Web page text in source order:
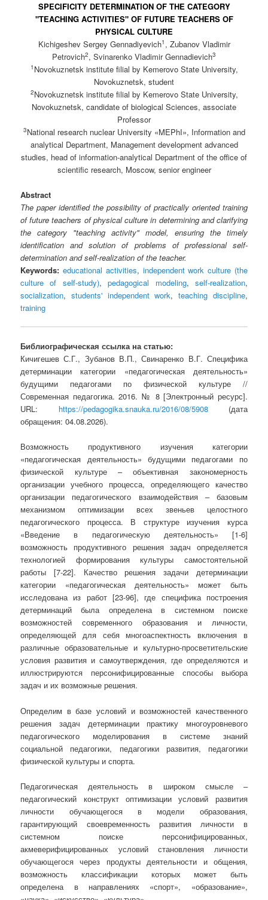
SPECIFICITY DETERMINATION OF THE CATEGORY
"TEACHING ACTIVITIES" OF FUTURE TEACHERS OF
PHYSICAL CULTURE
Kichigeshev Sergey Gennadiyevich1 , Zubanov Vladimir
Petrovich2, Svinarenko Vladimir Gennadievich3
1 Novokuznetsk institute filial by Kemerovo State University,
Novokuznetsk, student
2Novokuznetsk institute filial by Kemerovo State University,
Novokuznetsk, candidate of biological Sciences, associate
Professor
3National research nuclear University «MEPhI», Information and
analytical Department, Management development advanced
studies, head of information-analytical Department of the office of
scientific research, Moscow, senior engineer
Abstract
The paper identified the possibility of practically oriented training
of future teachers of physical culture in determining and clarifying
the category "teaching activity" model, ensuring the timely
identification and solution of problems of professional self-
determination and self-realization of the teacher.
Keywords: educational activities, independent work culture (the
culture of self-study),pedagogical modeling, self-realization,
socialization, students' independent work,teaching discipline,
training
Библиографическая ссылка на статью:
Кичигешев С.Г., Зубанов В.П., Свинаренко В.Г. Специфика
детерминации категории «педагогическая деятельность»
будущими педагогами по физической культуре //
Современная педагогика. 2016. № 8 [Электронный ресурс].
URL: https://pedagogika.snauka.ru/2016/08/5908(дата
обращения: 04.08.2026).
Возможность продуктивного изучения категории
«педагогическая деятельность» будущими педагогами по
физической культуре – объективная закономерность
организации учебного процесса, определяющего качество
организации педагогического взаимодействия – базовым
механизмом оптимизации всех звеньев целостного
педагогического процесса. В структуре изучения курса
«Введение в педагогическую деятельность» [1-6]
возможность продуктивного решения задач определяется
технологией формирования культуры самостоятельной
работы [7-22]. Качество решения задачи детерминации
категории «педагогическая деятельность» может быть
исследована из работ [23-96], где специфика построения
детерминаций была определена в системном поиске
возможностей современного образования и личности,
определяющей для себя многоаспектность включения в
различные образовательные и культурно-просветительские
условия развития и самоутверждения, где определяются и
иллюстрируются персонифицированные способы выбора
задач и их возможные решения.
Определим в базе условий и возможностей качественного
решения задач детерминации практику многоуровневого
педагогического моделирования в системе знаний
социальной педагогики, педагогики развития, педагогики
физической культуры и спорта.
Педагогическая деятельность в широком смысле –
педагогический конструкт оптимизации условий развития
личности обучающегося в модели образования,
гарантирующий своевременность развития личности в
системном поиске персонифицированных,
акмеверифицированных условий становления личности
обучающегося через продукты деятельности и общения,
возможность классификации которых может быть
определена в направлениях «спорт», «образование»,